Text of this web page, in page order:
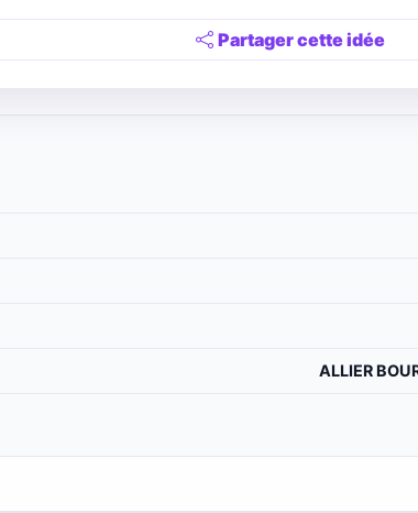
Partager cette idée
ALLIER